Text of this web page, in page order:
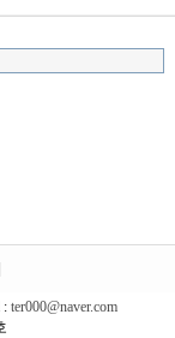
: ter000@naver.com